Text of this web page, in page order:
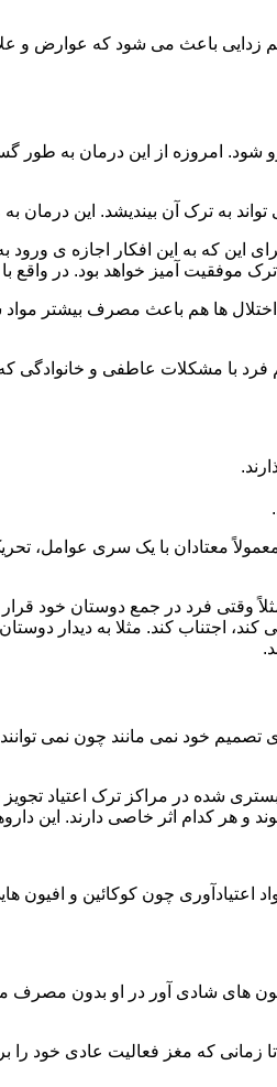
زدایی باعث می شود که عوارض و
به ترک آن بیندیشد. این درمان
این که به این افکار اجازه ی
موفقیت آمیز خواهد بود. در واقع
اختلال ها هم باعث مصرف بیشتر
فرد با مشکلات عاطفی و
معتادان با یک سری عوامل،
فرد در جمع دوستان خود قرار
اجتناب کند. مثلا به دیدار
خود نمی مانند چون نمی توانند
شده در مراکز ترک اعتیاد
هر کدام اثر خاصی دارند. این
چون کوکائین و افیون
شادی آور در او بدون مصرف
که مغز فعالیت عادی خود را